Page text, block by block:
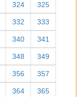
324 325
332 333
340 341
348 349
356 357
364 365